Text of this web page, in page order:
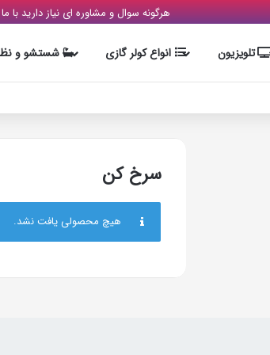
هرگونه سوال و مشاوره ای نیاز دارید با
تلویزیون انواع کولر گازی شستشو و
سرخ کن
هیچ محصولی یافت نشد.